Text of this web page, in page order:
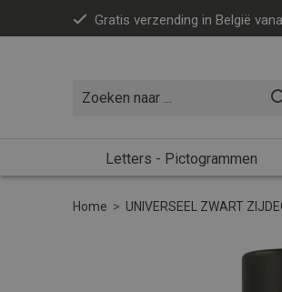
Gratis verzending in België
Letters - Pictogrammen
Home > UNIVERSEEL ZWART